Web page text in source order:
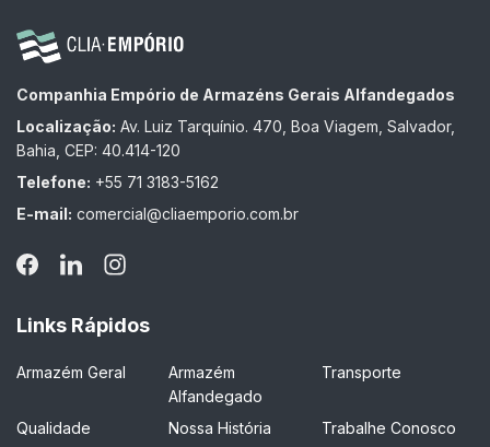
Companhia Empório de Armazéns Gerais Alfandegados
Localização: Av. Luiz Tarquínio. 470, Boa Viagem, Salvador,
Bahia, CEP: 40.414-120
Telefone: +55 71 3183-5162
E-mail: comercial@cliaemporio.com.br
Links Rápidos
Armazém Geral
Armazém
Alfandegado
Transporte
Qualidade Nossa História Trabalhe Conosco